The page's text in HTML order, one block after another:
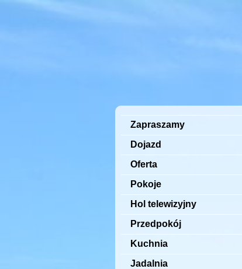
Zapraszamy
Dojazd
Oferta
Pokoje
Hol telewizyjny
Przedpokój
Kuchnia
Jadalnia